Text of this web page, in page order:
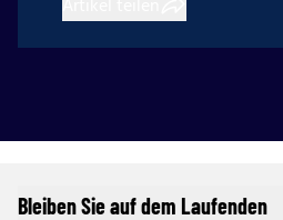
Bleiben Sie auf dem Laufenden